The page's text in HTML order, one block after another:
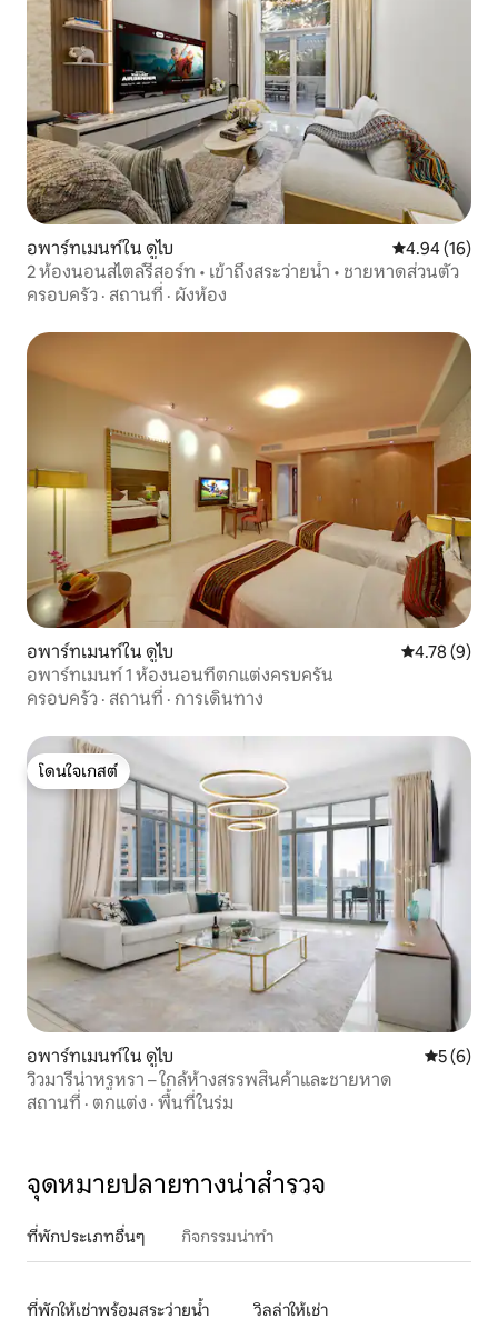
อพาร์ทเมนท์ใน ดูไบ คะแนนเฉลี่ย
4.94 (16)
2 ห้องนอนสไตล์รีสอร์ท • เข้าถึงสระว่ายน้ำ • ชายหาดส่วนตัว
ครอบครัว · สถานที่ · ผังห้อง
อพาร์ทเมนท์ใน ดูไบ คะแนนเฉลี่ย
4.78 (9)
อพาร์ทเมนท์ 1 ห้องนอนที่ตกแต่งครบครัน
ครอบครัว · สถานที่ · การเดินทาง
โดนใจเกสต์
โดนใจเกสต์
อพาร์ทเมนท์ใน ดูไบ คะแนนเฉ
5 (6)
วิวมารีน่าหรูหรา – ใกล้ห้างสรรพสินค้าและชายหาด
สถานที่ · ตกแต่ง · พื้นที่ในร่ม
จุดหมายปลายทางน่าสำรวจ
ที่พักประเภทอื่นๆ กิจกรรมน่าทำ
ที่พักให้เช่าพร้อมสระว่ายน้ำ วิลล่าให้เช่า